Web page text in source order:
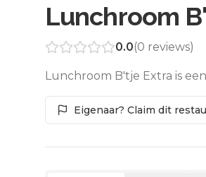
Lunchroom
0.0(0 reviews)
Lunchroom B'tje Extra is
Eigenaar? Claim dit